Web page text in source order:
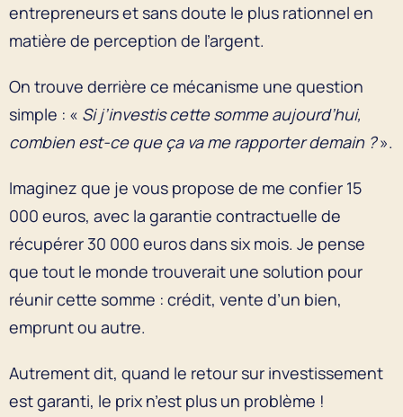
entrepreneurs et sans doute le plus rationnel en
matière de perception de l’argent.
On trouve derrière ce mécanisme une question
simple : « Si j’investis cette somme aujourd’hui,
combien est-ce que ça va me rapporter demain ?».
Imaginez que je vous propose de me confier 15
000 euros, avec la garantie contractuelle de
récupérer 30 000 euros dans six mois. Je pense
que tout le monde trouverait une solution pour
réunir cette somme : crédit, vente d’un bien,
emprunt ou autre.
Autrement dit, quand le retour sur investissement
est garanti, le prix n’est plus un problème !